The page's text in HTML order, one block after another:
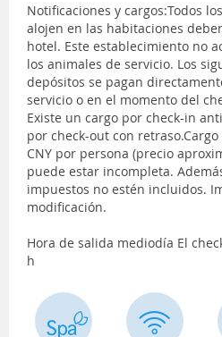
Notificaciones y cargos:Todos
alojen en las habitaciones
hotel. Este establecimiento no
los animales de servicio. Los
depósitos se pagan
servicio o en el momento del
Existe un cargo por check-in
por check-out con
CNY por persona (precio
puede estar incompleta.
impuestos no estén incluidos.
modificación.
Hora de salida mediodía El
h